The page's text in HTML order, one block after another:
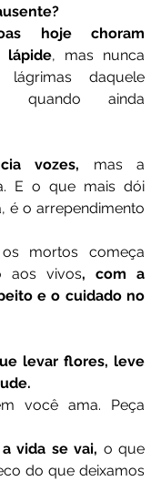
hoje choram
lápide, mas nunca
lágrimas daquele
quando ainda
vozes, mas a
E o que mais dói
é o arrependimento
mortos começa
aos vivos, com a
e o cuidado no
levar flores, leve
você ama. Peça
vida se vai, o que
do que deixamos